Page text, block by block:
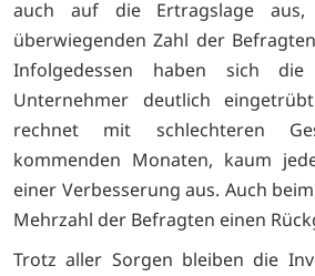
auch auf die Ertragslage
überwiegenden Zahl der
Infolgedessen haben sich
Unternehmer deutlich
rechnet mit schlechteren
kommenden Monaten, kaum
einer Verbesserung aus. Auch
Mehrzahl der Befragten einen
Trotz aller Sorgen bleiben die